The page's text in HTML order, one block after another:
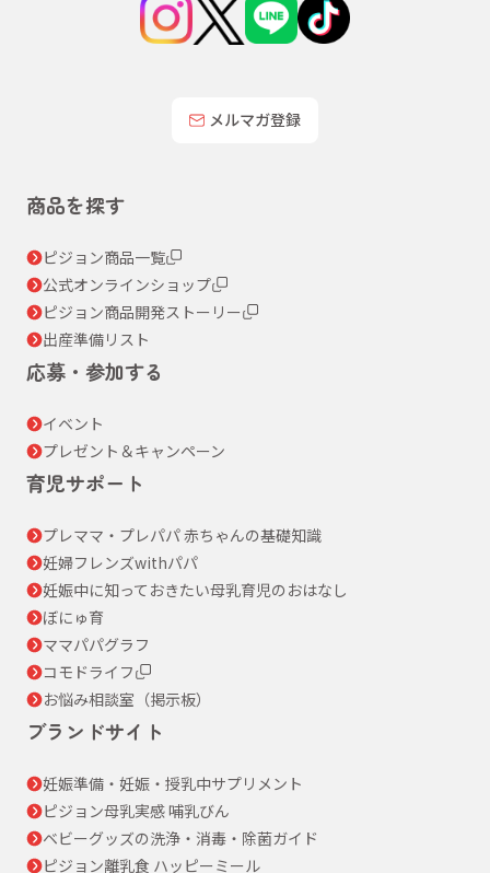
メルマガ登録
商品を探す
ピジョン商品一覧
公式オンラインショップ
ピジョン商品開発ストーリー
出産準備リスト
応募・参加する
イベント
プレゼント＆キャンペーン
育児サポート
プレママ・プレパパ 赤ちゃんの基礎知識
妊婦フレンズwithパパ
妊娠中に知っておきたい母乳育児のおはなし
ぼにゅ育
ママパパグラフ
コモドライフ
お悩み相談室（掲示板）
ブランドサイト
妊娠準備・妊娠・授乳中サプリメント
ピジョン母乳実感 哺乳びん
ベビーグッズの洗浄・消毒・除菌ガイド
ピジョン離乳食 ハッピーミール